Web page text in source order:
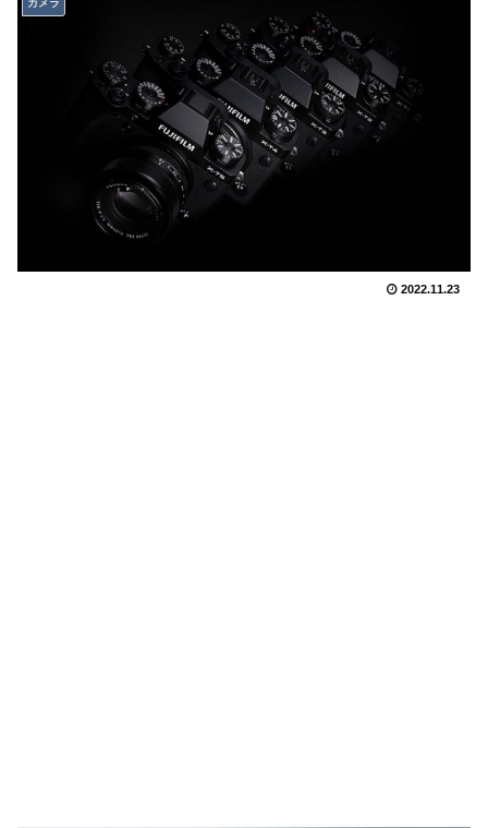
カメラ
2022.11.23